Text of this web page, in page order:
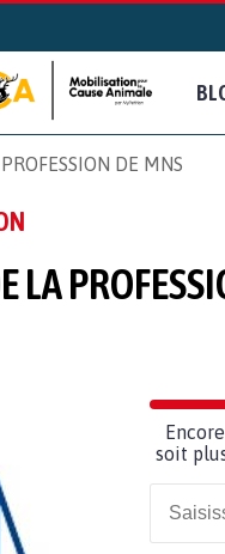
DE MNS
LA
Encore
soit